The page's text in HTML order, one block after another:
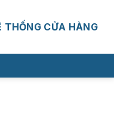
THỐNG CỬA HÀNG